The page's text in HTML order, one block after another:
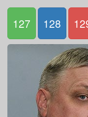
127 128